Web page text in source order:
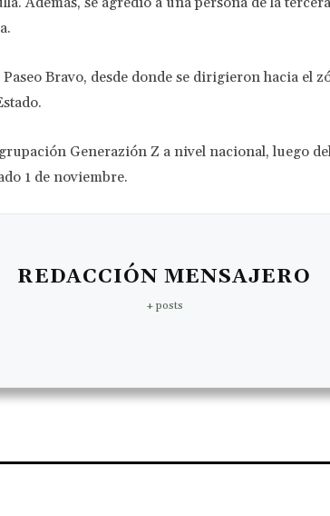
Bravo, desde donde se dirigieron hacia el
Generazión Z a nivel nacional, luego
1 de noviembre.
REDACCIÓN MENSAJERO
+ posts